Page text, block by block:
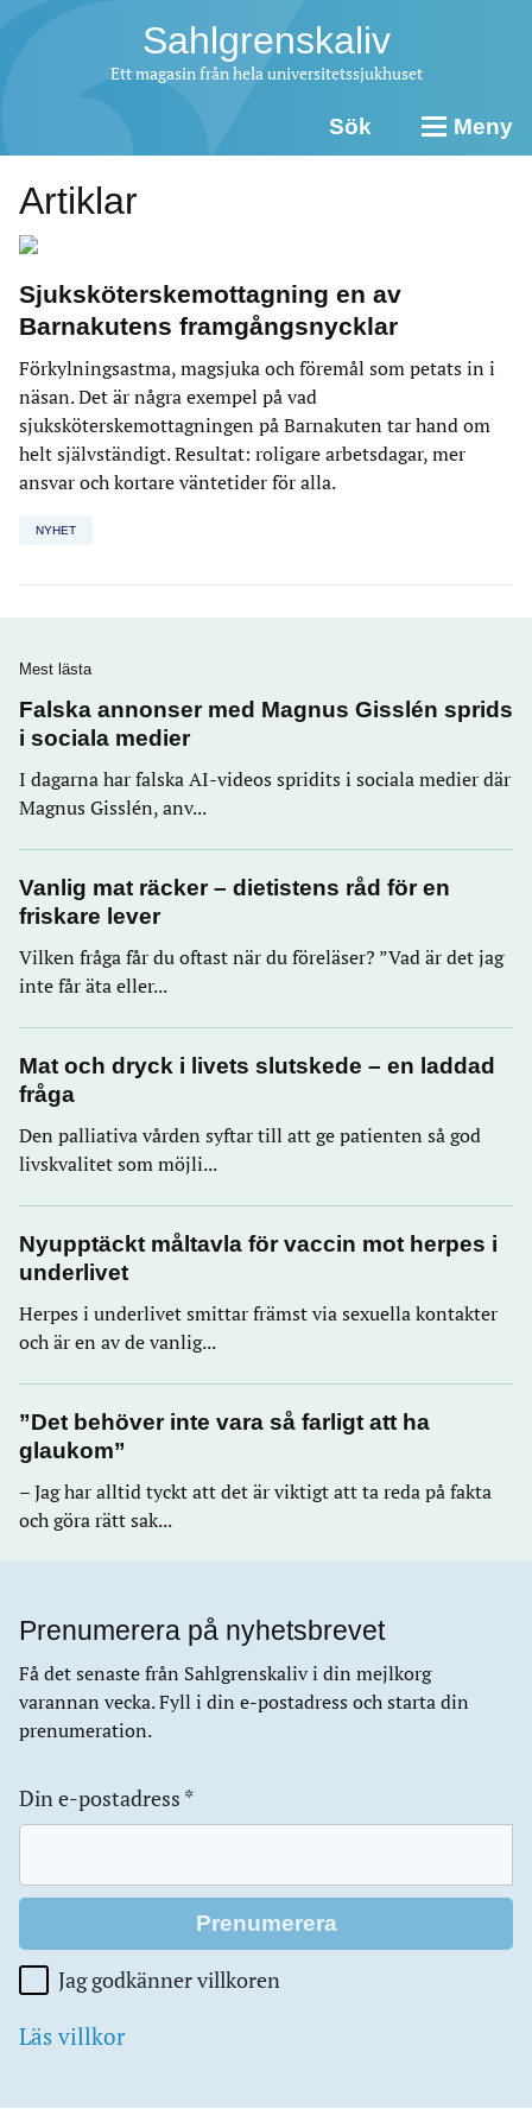
Sahlgrenskaliv
Ett magasin från hela universitetssjukhuset
Sök Meny
Artiklar
Sjuksköterskemottagning en av
Barnakutens framgångsnycklar
Förkylningsastma, magsjuka och föremål som petats in i
näsan. Det är några exempel på vad
sjuksköterskemottagningen på Barnakuten tar hand om
helt självständigt. Resultat: roligare arbetsdagar, mer
ansvar och kortare väntetider för alla.
NYHET
Mest lästa
Falska annonser med Magnus Gisslén sprids
i sociala medier
I dagarna har falska AI-videos spridits i sociala medier där
Magnus Gisslén, anv...
Vanlig mat räcker – dietistens råd för en
friskare lever
Vilken fråga får du oftast när du föreläser? ”Vad är det jag
inte får äta eller...
Mat och dryck i livets slutskede – en laddad
fråga
Den palliativa vården syftar till att ge patienten så god
livskvalitet som möjli...
Nyupptäckt måltavla för vaccin mot herpes i
underlivet
Herpes i underlivet smittar främst via sexuella kontakter
och är en av de vanlig...
”Det behöver inte vara så farligt att ha
glaukom”
– Jag har alltid tyckt att det är viktigt att ta reda på fakta
och göra rätt sak...
Prenumerera på nyhetsbrevet
Få det senaste från Sahlgrenskaliv i din mejlkorg
varannan vecka. Fyll i din e-postadress och starta din
prenumeration.
Din e-postadress *
Jag godkänner villkoren
Läs villkor